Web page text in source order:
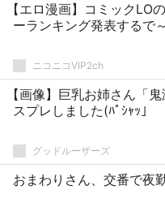
【エロ漫画】コミックLO
ーランキング発表するで
ニコニコVIP2ch
【画像】巨乳お姉さん「
スプレしました(ﾊﾟｼｬｯ」
グッドルーザーズ
おまわりさん、交番で夜